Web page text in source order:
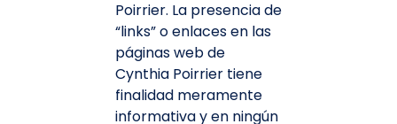
Poirrier. La presencia de
“links” o enlaces en las
páginas web de
Cynthia Poirrier tiene
finalidad meramente
informativa y en ningún